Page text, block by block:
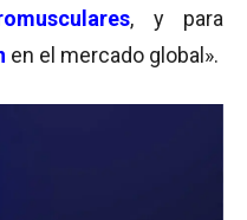
, y para
en el mercado global».